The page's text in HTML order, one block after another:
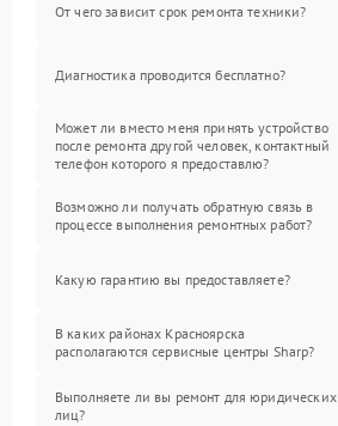
От чего зависит срок ремонта техники?
Диагностика проводится бесплатно?
Может ли вместо меня принять устройство
после ремонта другой человек, контактный
телефон которого я предоставлю?
Возможно ли получать обратную связь в
процессе выполнения ремонтных работ?
Какую гарантию вы предоставляете?
В каких районах Красноярска
располагаются сервисные центры Sharp?
Выполняете ли вы ремонт для юридических
лиц?